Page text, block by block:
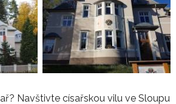
Navštivte císařskou vilu ve Sloupu